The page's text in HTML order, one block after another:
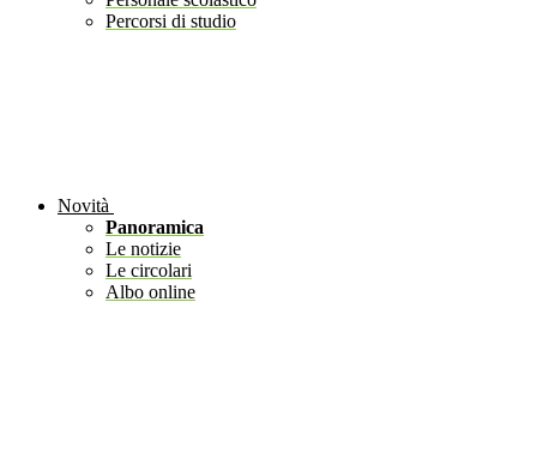
Percorsi di studio
Novità
Panoramica
Le notizie
Le circolari
Albo online